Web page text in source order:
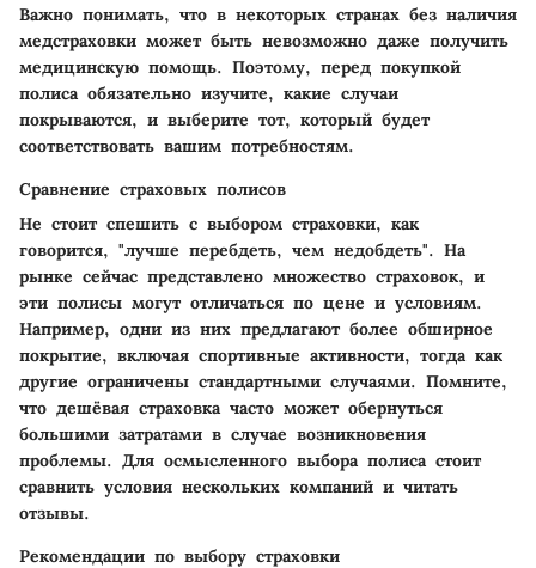
Важно понимать, что в некоторых странах без наличия
медстраховки может быть невозможно даже получить
медицинскую помощь. Поэтому, перед покупкой
полиса обязательно изучите, какие случаи
покрываются, и выберите тот, который будет
соответствовать вашим потребностям.
Сравнение страховых полисов
Не стоит спешить с выбором страховки, как
говорится, "лучше перебдеть, чем недобдеть". На
рынке сейчас представлено множество страховок, и
эти полисы могут отличаться по цене и условиям.
Например, одни из них предлагают более обширное
покрытие, включая спортивные активности, тогда как
другие ограничены стандартными случаями. Помните,
что дешёвая страховка часто может обернуться
большими затратами в случае возникновения
проблемы. Для осмысленного выбора полиса стоит
сравнить условия нескольких компаний и читать
отзывы.
Рекомендации по выбору страховки